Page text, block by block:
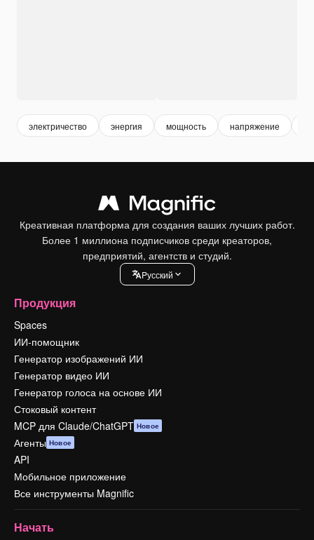
электричество энергия мощность напряжение
Креативная платформа для создания ваших лучших работ.
Более 1 миллиона подписчиков среди креаторов,
предприятий, агентств и студий.
Pусский
Продукция
Spaces
ИИ-помощник
Генератор изображений ИИ
Генератор видео ИИ
Генератор голоса на основе ИИ
Стоковый контент
MCP для Claude/ChatGPT Новое
Агенты Новое
API
Мобильное приложение
Все инструменты Magnific
Начать